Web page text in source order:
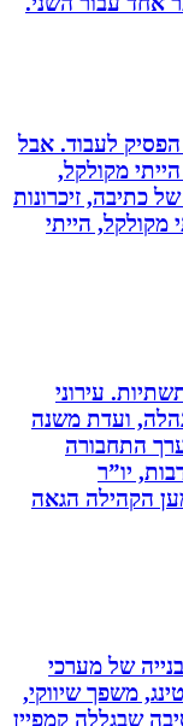
לעבוד. אבל
מקולקל,
זיכרונות
הייתי
עירוני
ועדת משנה
הגאה
של מערכי
משפך שיווקי,
קמפיין